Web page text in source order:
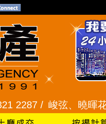
曉暉花園 2345 1286 /